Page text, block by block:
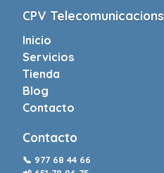
CPV Telecomunicacions
Inicio
Servicios
Tienda
Blog
Contacto
Contacto
📞 977 68 44 66